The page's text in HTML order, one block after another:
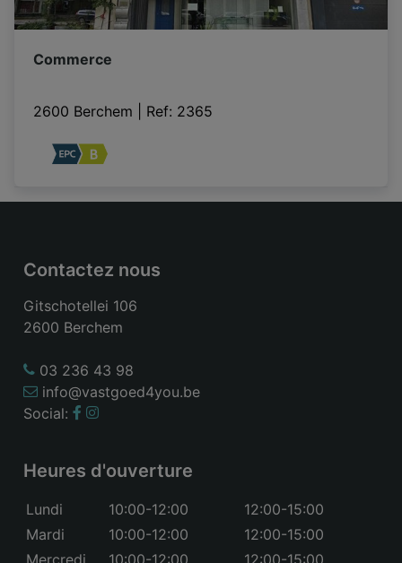
Commerce
2600 Berchem Ref: 2365
Contactez nous
Gitschotellei 106
2600 Berchem
03 236 43 98
info@vastgoed4you.be
Social:
Heures d'ouverture
Lundi 10:00-12:00
12:00-15:00
Mardi
10:00-12:00
12:00-15:00